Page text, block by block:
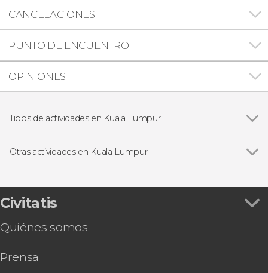
CANCELACIONES
PUNTO DE ENCUENTRO
OPINIONES
Tipos de actividades en Kuala Lumpur
Visitas guiadas y free tours
Otras actividades en Kuala Lumpur
Tour nocturno en autobús descapotable
Autobús turístico de Kuala Lumpur
Entrada a Aquaria KLCC
Entrada al mirador de la Torre KL
Civitatis
Quiénes somos
Prensa